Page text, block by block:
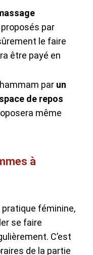
par
le faire
être payé en
par un
de repos
même
à
pratique féminine,
se faire
C’est
de la partie